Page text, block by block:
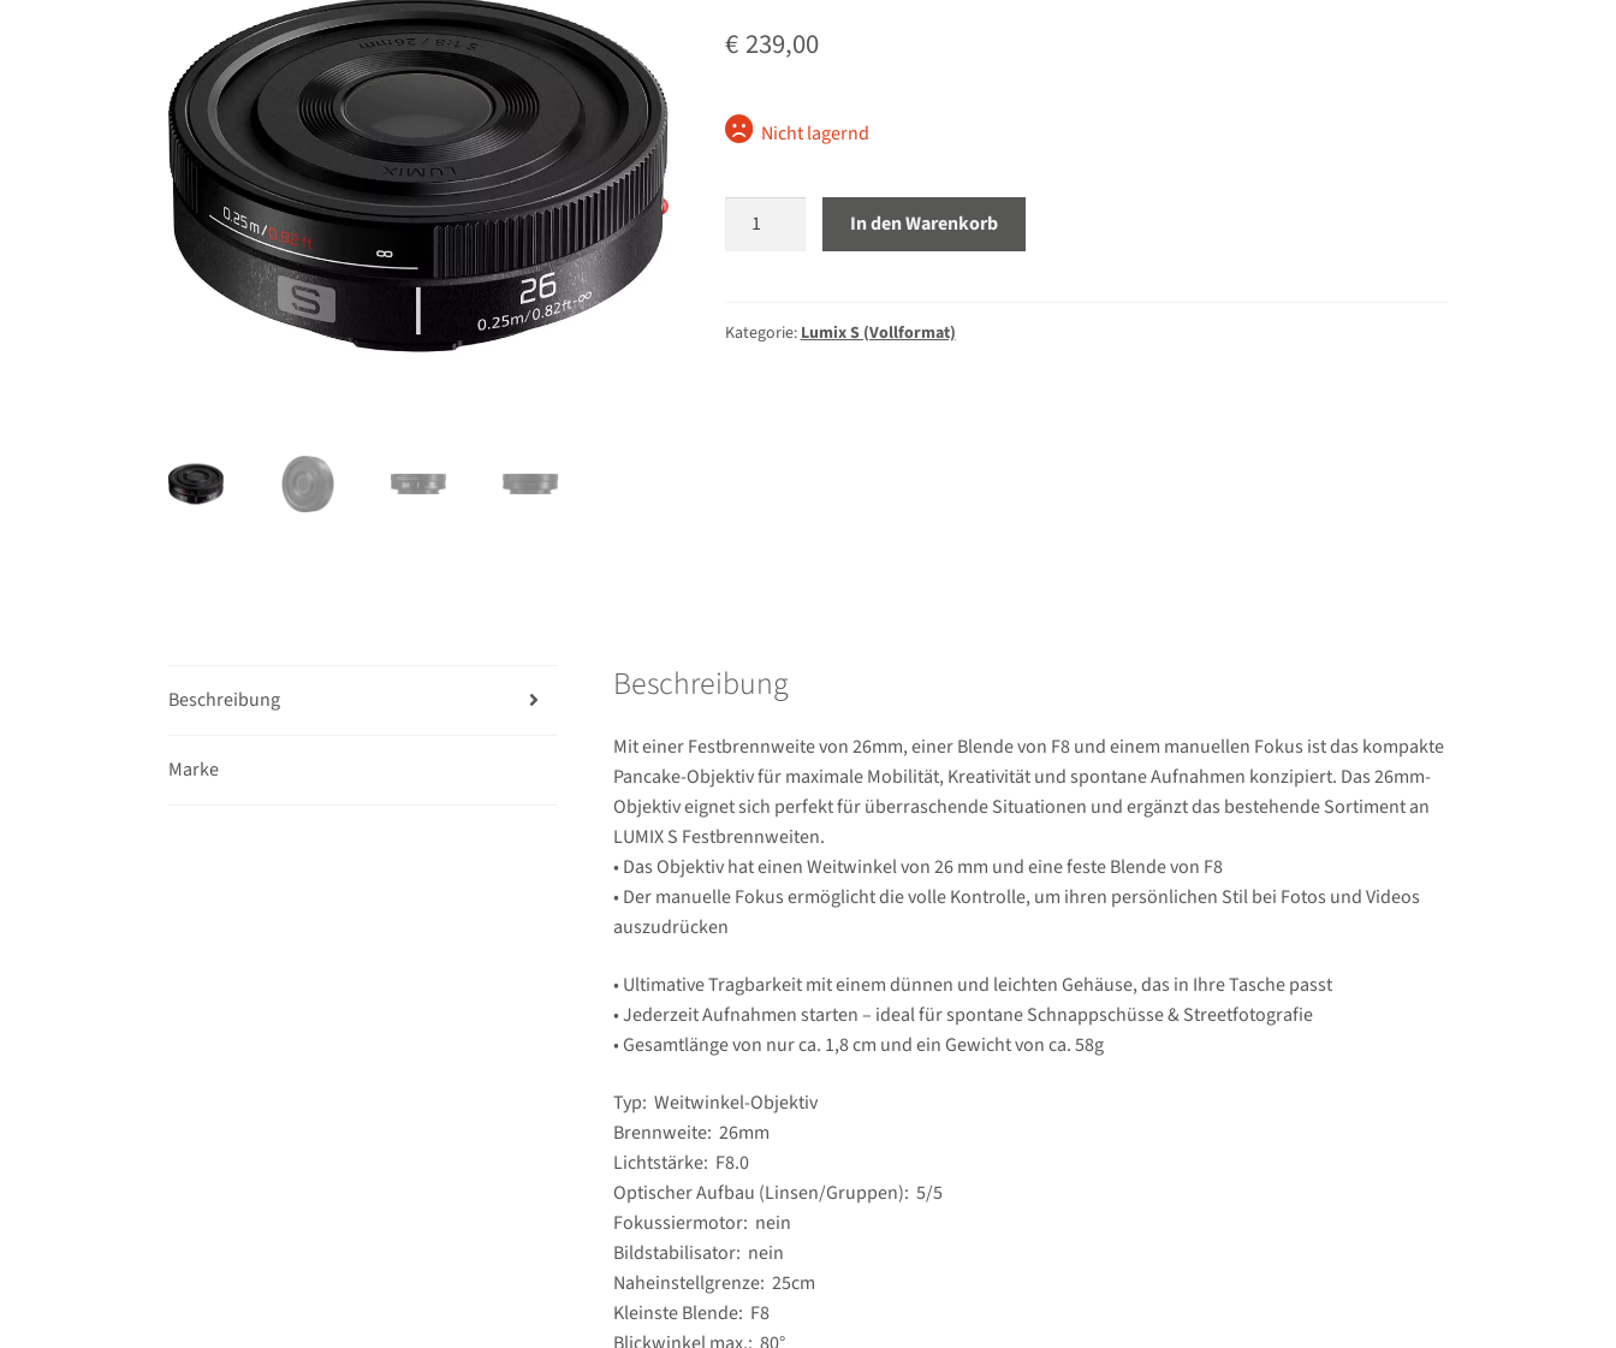
€ 239,00
Nicht lagernd
Panasonic
8.0
In den Warenkorb
Kategorie: Lumix S (Vollformat)
Beschreibung
Marke
Beschreibung
Mit einer Festbrennweite von 26mm, einer Blende von F8 und einem manuellen Fokus ist das kompakte
Pancake-Objektiv für maximale Mobilität, Kreativität und spontane Aufnahmen konzipiert. Das 26mm-
Objektiv eignet sich perfekt für überraschende Situationen und ergänzt das bestehende Sortiment an
LUMIX S Festbrennweiten.
• Das Objektiv hat einen Weitwinkel von 26 mm und eine feste Blende von F8
• Der manuelle Fokus ermöglicht die volle Kontrolle, um ihren persönlichen Stil bei Fotos und Videos
auszudrücken
• Ultimative Tragbarkeit mit einem dünnen und leichten Gehäuse, das in Ihre Tasche passt
• Jederzeit Aufnahmen starten – ideal für spontane Schnappschüsse & Streetfotografie
• Gesamtlänge von nur ca. 1,8 cm und ein Gewicht von ca. 58g
Typ: Weitwinkel-Objektiv
Brennweite: 26mm
Lichtstärke: F8.0
Optischer Aufbau (Linsen/Gruppen): 5/​5
Fokussiermotor: nein
Bildstabilisator: nein
Naheinstellgrenze: 25cm
Kleinste Blende: F8